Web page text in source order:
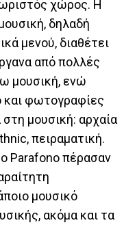
χώρος. H
δηλαδή
μενού, διαθέτει
από πολλές
μουσική, ενώ
και φωτογραφίες
μουσική: αρχαία
πειραματική.
Parafono πέρασαν
μουσικό
ακόμα και τα